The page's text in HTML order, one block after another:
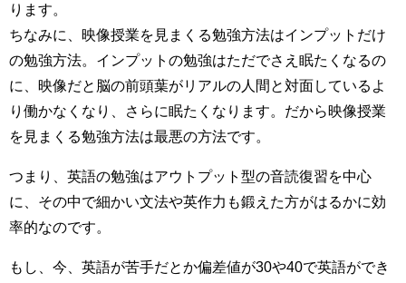
ります。
ちなみに、映像授業を見まくる勉強方法はインプットだけ
の勉強方法。インプットの勉強はただでさえ眠たくなるの
に、映像だと脳の前頭葉がリアルの人間と対面しているよ
り働かなくなり、さらに眠たくなります。だから映像授業
を見まくる勉強方法は最悪の方法です。
つまり、英語の勉強はアウトプット型の音読復習を中心
に、その中で細かい文法や英作力も鍛えた方がはるかに効
率的なのです。
もし、今、英語が苦手だとか偏差値が30や40で英語ができ